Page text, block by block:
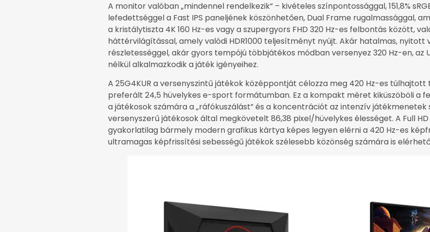
A monitor valóban „mindennel rendelkezik” – kivételes színpontossággal, 151,8%
lefedettséggel a Fast IPS paneljének köszönhetően, Dual Frame rugalmassággal,
a kristálytiszta 4K 160 Hz-es vagy a szupergyors FHD 320 Hz-es felbontás között,
háttérvilágítással, amely valódi HDR1000 teljesítményt nyújt. Akár hatalmas, nyitott
részletességgel, akár gyors tempójú többjátékos módban versenyez 320 Hz-en, az
nélkül alkalmazkodik a játék igényeihez.
A 25G4KUR a versenyszintű játékok középpontját célozza meg 420 Hz-es
preferált 24,5 hüvelykes e-sport formátumban. Ez a kompakt méret kiküszöböli a
a játékosok számára a „ráfókuszálást” és a koncentrációt az intenzív
versenyszerű játékosok által megkövetelt 86,38 pixel/hüvelykes élességet. A Full
gyakorlatilag bármely modern grafikus kártya képes legyen elérni a 420 Hz-es
ultramagas képfrissítési sebességű játékok szélesebb közönség számára is